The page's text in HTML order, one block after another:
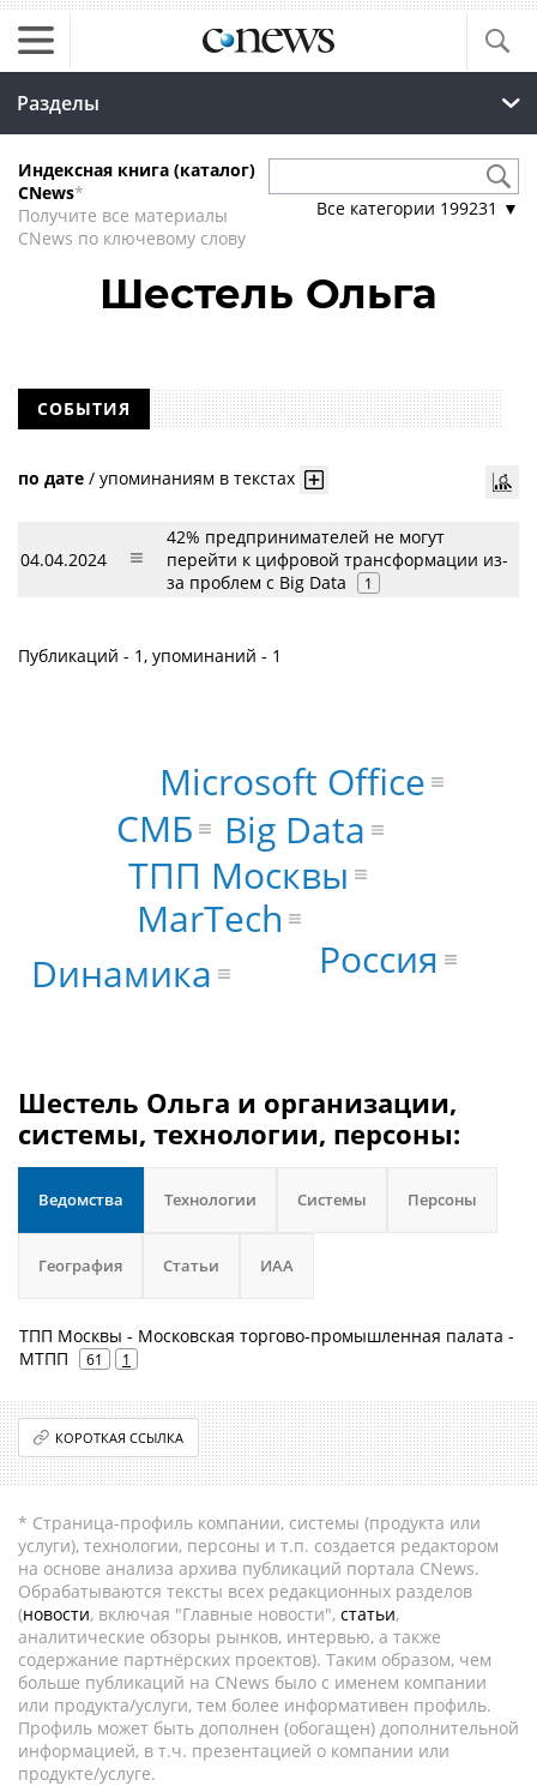
Разделы
Индексная книга (каталог)
CNews*
Получите все материалы
CNews по ключевому слову
Все категории 199231 ▼
Шестель Ольга
СОБЫТИЯ
по дате / упоминаниям в текстах
04.04.2024
42% предпринимателей не могут
перейти к цифровой трансформации из-
за проблем с Big Data
1
Публикаций - 1, упоминаний - 1
ТПП Москвы
Big Data
MarTech
Microsoft Office
Россия
СМБ
Dинамика
Шестель Ольга и организации,
системы, технологии, персоны:
Ведомства Технологии Системы Персоны
География Статьи ИАА
ТПП Москвы - Московская торгово-промышленная палата -
МТПП
61 1
КОРОТКАЯ ССЫЛКА
* Страница-профиль компании, системы (продукта или
услуги), технологии, персоны и т.п. создается редактором
на основе анализа архива публикаций портала CNews.
Обрабатываются тексты всех редакционных разделов
(новости, включая "Главные новости", статьи,
аналитические обзоры рынков, интервью, а также
содержание партнёрских проектов). Таким образом, чем
больше публикаций на CNews было с именем компании
или продукта/услуги, тем более информативен профиль.
Профиль может быть дополнен (обогащен) дополнительной
информацией, в т.ч. презентацией о компании или
продукте/услуге.